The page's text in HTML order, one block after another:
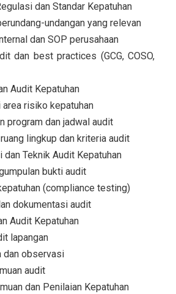
dan Standar Kepatuhan
undangan yang relevan
dan SOP perusahaan
dan best practices (GCG, COSO,
Audit Kepatuhan
area risiko kepatuhan
program dan jadwal audit
lingkup dan kriteria audit
dan Teknik Audit Kepatuhan
bukti audit
(compliance testing)
dokumentasi audit
Audit Kepatuhan
lapangan
dan observasi
audit
dan Penilaian Kepatuhan